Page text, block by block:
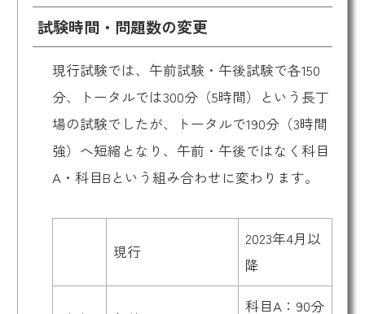
試験時間・問題数の変更
現行試験では、午前試験・午後試験で各150
分、トータルでは300分（5時間）という長丁
場の試験でしたが、トータルで190分（3時間
強）へ短縮となり、午前・午後ではなく科目
A・科目Bという組み合わせに変わります。
現行
2023年4月以
降
科目A：90分